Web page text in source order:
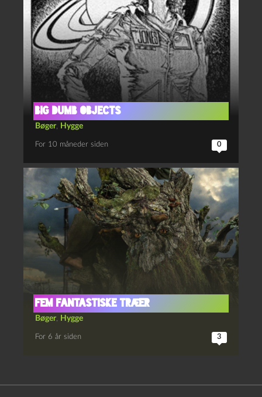
Big Dumb Objects
Bøger, Hygge
For 10 måneder siden 0
Fem fantastiske træer
Bøger, Hygge
For 6 år siden 3